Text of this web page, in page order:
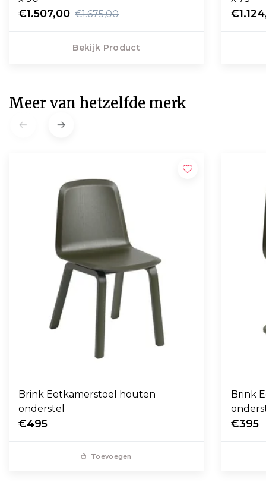
€1.507,00 €1.675,00
Bekijk Product
Meer van hetzelfde merk
Brink Eetkamerstoel houten
onderstel
€495
Toevoegen
Brink
€395